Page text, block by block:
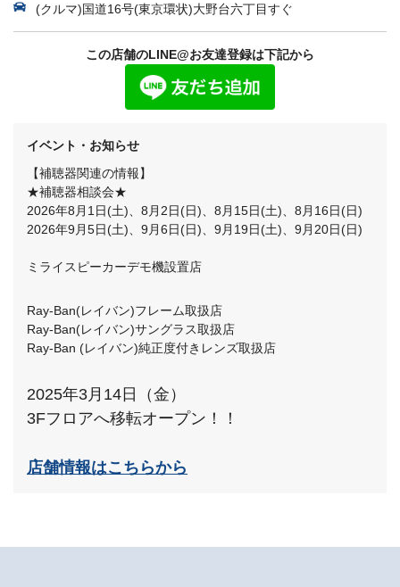
(クルマ)国道16号(東京環状)大野台六丁目すぐ
この店舗のLINE@お友達登録は下記から
イベント・お知らせ
【補聴器関連の情報】
★補聴器相談会★
2026年8月1日(土)、8月2日(日)、8月15日(土)、8月16日(日)
2026年9月5日(土)、9月6日(日)、9月19日(土)、9月20日(日)
ミライスピーカーデモ機設置店
Ray-Ban(レイバン)フレーム取扱店
Ray-Ban(レイバン)サングラス取扱店
Ray-Ban (レイバン)純正度付きレンズ取扱店
2025年3月14日（金）
3Fフロアへ移転オープン！！
店舗情報はこちらから